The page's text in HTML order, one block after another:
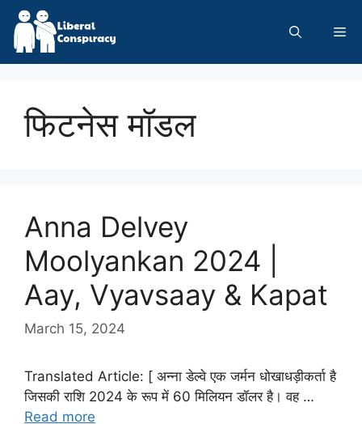
Skip
content
फिटनेस मॉडल
Anna Delvey
Moolyankan 2024 |
Aay, Vyavsaay & Kapat
March 15, 2024
Translated Article: [ अन्ना डेल्वे एक जर्मन धोखाधड़ीकर्ता है
जिसकी राशि 2024 के रूप में 60 मिलियन डॉलर है। वह …
Read more